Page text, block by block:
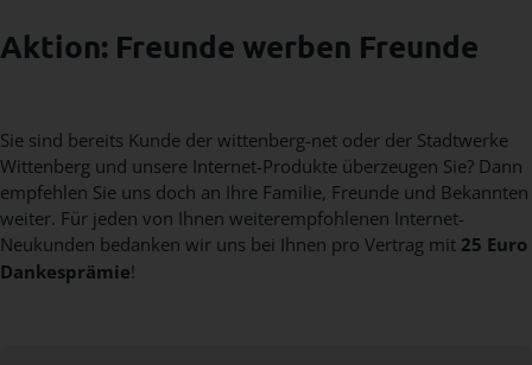
Aktion: Freunde werben Freunde
Sie sind bereits Kunde der wittenberg-net oder der Stadtwerke
Wittenberg und unsere Internet-Produkte überzeugen Sie? Dann
empfehlen Sie uns doch an Ihre Familie, Freunde und Bekannten
weiter. Für jeden von Ihnen weiterempfohlenen Internet-
Neukunden bedanken wir uns bei Ihnen pro Vertrag mit 25 Euro
Dankesprämie!